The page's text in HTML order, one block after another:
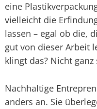
eine
vielleicht die
lassen – egal ob die,
gut von dieser Arbeit
klingt das? Nicht
Nachhaltige
anders an. Sie